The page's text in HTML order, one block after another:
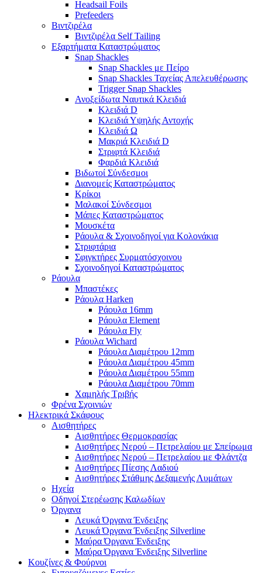
Headsail Foils
Prefeeders
Βιντζιρέλα
Βιντζιρέλα Self Tailing
Εξαρτήματα Καταστρώματος
Snap Shackles
Snap Shackles με Πείρο
Snap Shackles Ταχείας Απελευθέρωσης
Trigger Snap Shackles
Ανοξείδωτα Ναυτικά Κλειδιά
Κλειδιά D
Κλειδιά Υψηλής Αντοχής
Κλειδιά Ω
Μακριά Κλειδιά D
Στριφτά Κλειδιά
Φαρδιά Κλειδιά
Βιδωτοί Σύνδεσμοι
Διανομείς Καταστρώματος
Κρίκοι
Μαλακοί Σύνδεσμοι
Μάπες Καταστρώματος
Μουσκέτα
Ράουλα & Σχοινοδηγοί για Κολονάκια
Στριφτάρια
Σφιγκτήρες Συρματόσχοινου
Σχοινοδηγοί Καταστρώματος
Ράουλα
Μπαστέκες
Ράουλα Harken
Ράουλα 16mm
Ράουλα Element
Ράουλα Fly
Ράουλα Wichard
Ράουλα Διαμέτρου 12mm
Ράουλα Διαμέτρου 45mm
Ράουλα Διαμέτρου 55mm
Ράουλα Διαμέτρου 70mm
Χαμηλής Τριβής
Φρένα Σχοινιών
Ηλεκτρικά Σκάφους
Αισθητήρες
Αισθητήρες Θερμοκρασίας
Αισθητήρες Νερού – Πετρελαίου με Σπείρωμα
Αισθητήρες Νερού – Πετρελαίου με Φλάντζα
Αισθητήρες Πίεσης Λαδιού
Αισθητήρες Στάθμης Δεξαμενής Λυμάτων
Ηχεία
Οδηγοί Στερέωσης Καλωδίων
Όργανα
Λευκά Όργανα Ένδειξης
Λευκά Όργανα Ένδειξης Silverline
Μαύρα Όργανα Ένδειξης
Μαύρα Όργανα Ένδειξης Silverline
Κουζίνες & Φούρνοι